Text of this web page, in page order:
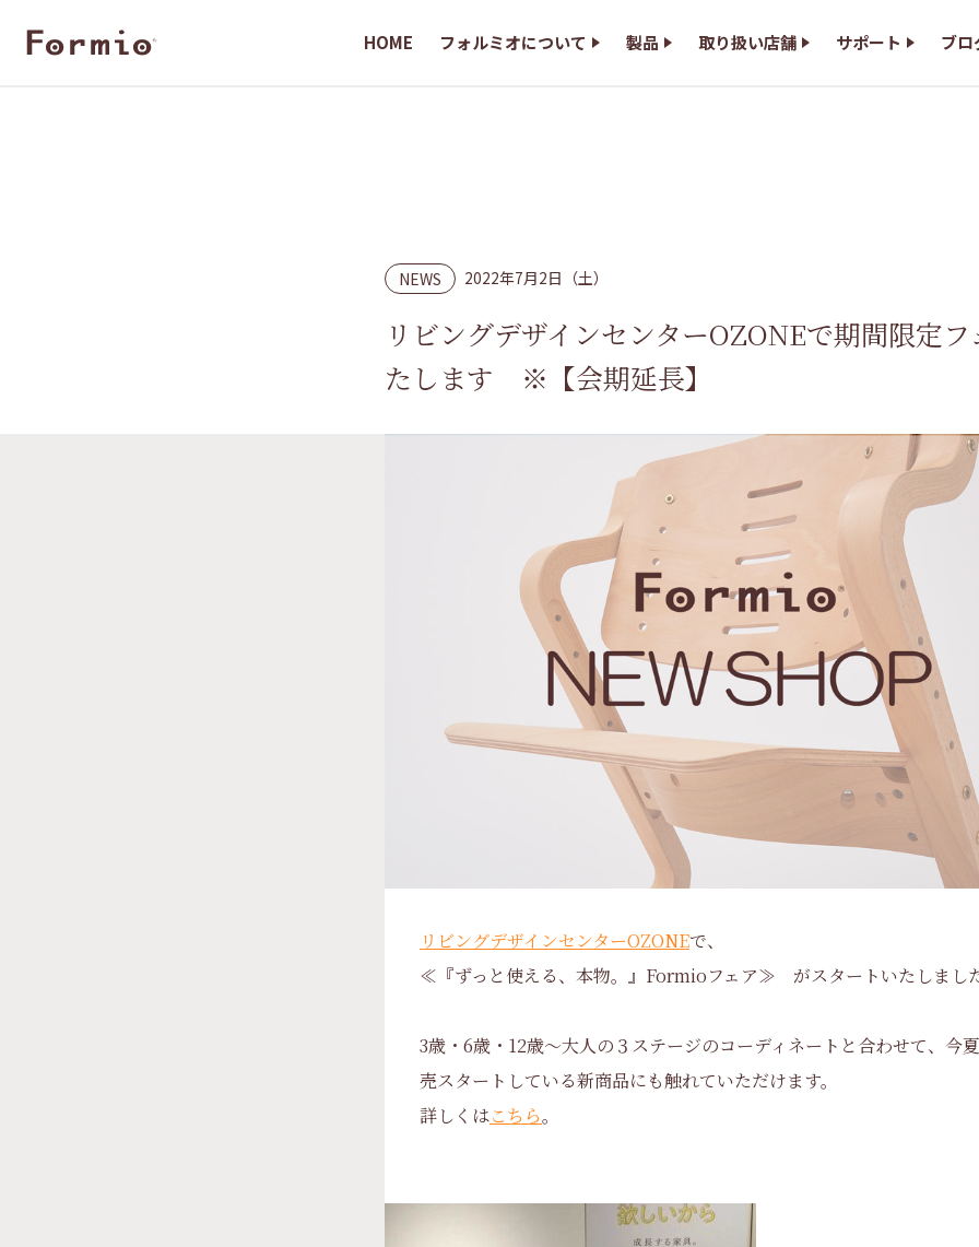
HOME フォルミオについて 製品 取り扱い店舗 サポート ブロ
NEWS 2022年7月2日（土）
リビングデザインセンターOZONEで期間限定
たします ※【会期延長】
リビングデザインセンターOZONEで、
≪『ずっと使える、本物。』Formioフェア≫ がスタートいたしまし
3歳・6歳・12歳～大人の３ステージのコーディネートと合わせて、今
売スタートしている新商品にも触れていただけます。
詳しくはこちら。
HOME フォルミオについて 製品 取り扱い店舗 サポート ブロ